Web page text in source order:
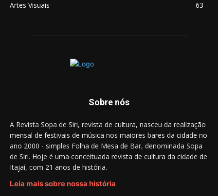
Artes Visuais
63
Sobre nós
A Revista Sopa de Siri, revista de cultura, nasceu da realização
mensal de festivais de música nos maiores bares da cidade no
ano 2000 - simples Folha de Mesa de Bar, denominada Sopa
de Siri. Hoje é uma conceituada revista de cultura da cidade de
Itajaí, com 21 anos de história.
Leia mais sobre nossa história